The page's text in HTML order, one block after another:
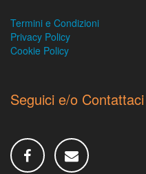
Termini e Condizioni
Privacy Policy
Cookie Policy
Seguici e/o Contattaci